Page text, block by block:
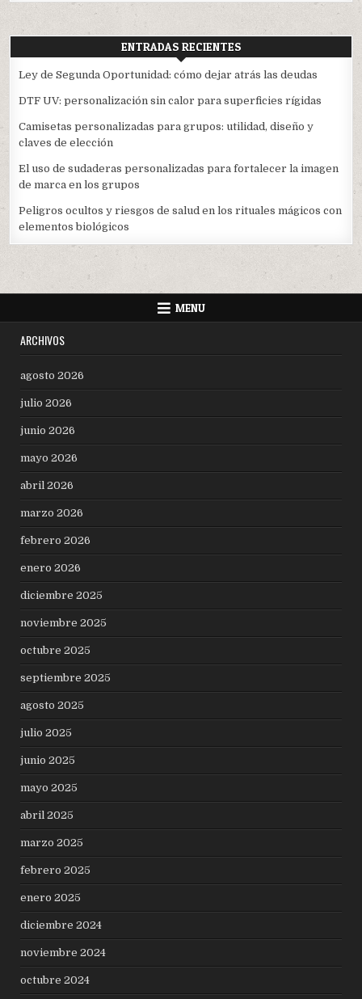
ENTRADAS RECIENTES
Ley de Segunda Oportunidad: cómo dejar atrás las deudas
DTF UV: personalización sin calor para superficies rígidas
Camisetas personalizadas para grupos: utilidad, diseño y
claves de elección
El uso de sudaderas personalizadas para fortalecer la imagen
de marca en los grupos
Peligros ocultos y riesgos de salud en los rituales mágicos con
elementos biológicos
MENU
ARCHIVOS
agosto 2026
julio 2026
junio 2026
mayo 2026
abril 2026
marzo 2026
febrero 2026
enero 2026
diciembre 2025
noviembre 2025
octubre 2025
septiembre 2025
agosto 2025
julio 2025
junio 2025
mayo 2025
abril 2025
marzo 2025
febrero 2025
enero 2025
diciembre 2024
noviembre 2024
octubre 2024